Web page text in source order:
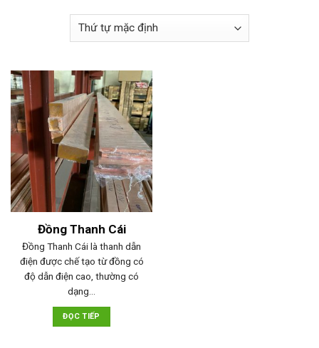
Đồng Thanh Cái
Đồng Thanh Cái là thanh dẫn
điện được chế tạo từ đồng có
độ dẫn điện cao, thường có
dạng…
ĐỌC TIẾP